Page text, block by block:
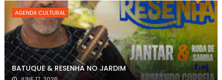
AGENDA CULTURAL
BATUQUE & RESENHA NO JARDIM